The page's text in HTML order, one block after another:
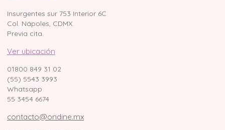
Insurgentes sur 753 Interior 6C
Col. Nápoles, CDMX.
Previa cita.
Ver ubicación
01800 849 31 02
(55) 5543 3993
Whatsapp
55 3454 6674
contacto@ondine.mx